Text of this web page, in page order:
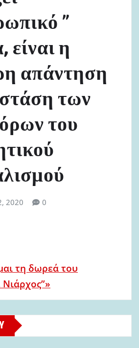
”
είναι η
απάντηση
των
του
2020 0
τη δωρεά του
Νιάρχος”»